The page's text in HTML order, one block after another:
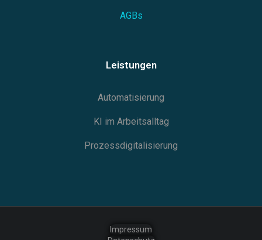
AGBs
Leistungen
Automatisierung
KI im Arbeitsalltag
Prozessdigitalisierung
Impressum